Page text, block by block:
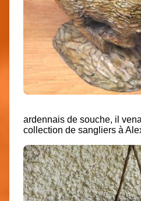
ardennais de souche, il
collection de sangliers à